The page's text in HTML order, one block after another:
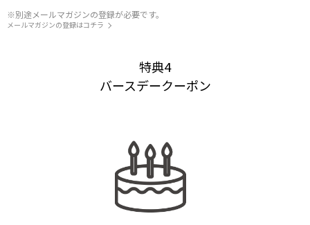
※別途メールマガジンの登録が必要です。
メールマガジンの登録はコチラ
特典4
バースデークーポン